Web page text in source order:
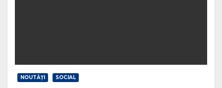
NOUTĂŢI SOCIAL